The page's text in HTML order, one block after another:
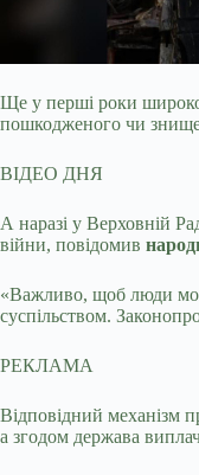
Ще у перші роки
пошкодженого чи
ВІДЕО ДНЯ
А наразі у Верховній
війни, повідомив
«Важливо, щоб люди
суспільством.
РЕКЛАМА
Відповідний механізм
а згодом держава